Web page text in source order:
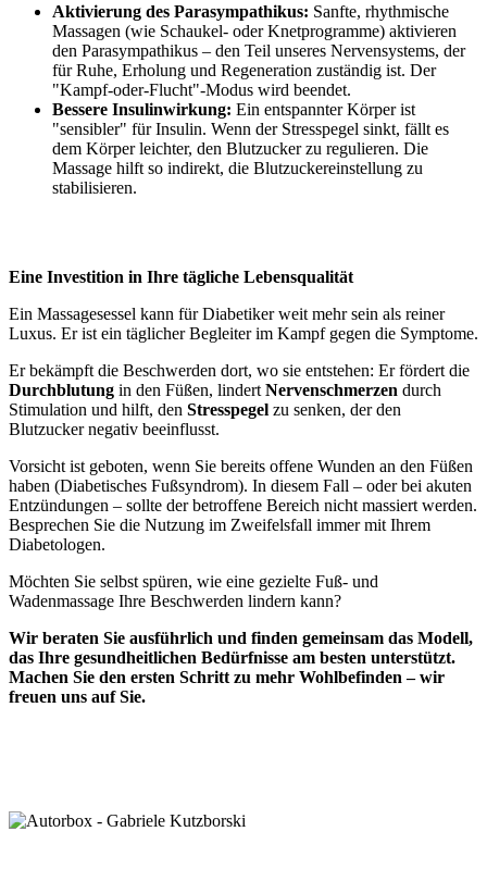
Aktivierung des Parasympathikus: Sanfte, rhythmische
Massagen (wie Schaukel- oder Knetprogramme) aktivieren
den Parasympathikus – den Teil unseres Nervensystems, der
für Ruhe, Erholung und Regeneration zuständig ist. Der
"Kampf-oder-Flucht"-Modus wird beendet.
Bessere Insulinwirkung: Ein entspannter Körper ist
"sensibler" für Insulin. Wenn der Stresspegel sinkt, fällt es
dem Körper leichter, den Blutzucker zu regulieren. Die
Massage hilft so indirekt, die Blutzuckereinstellung zu
stabilisieren.
Eine Investition in Ihre tägliche Lebensqualität
Ein Massagesessel kann für Diabetiker weit mehr sein als reiner
Luxus. Er ist ein täglicher Begleiter im Kampf gegen die Symptome.
Er bekämpft die Beschwerden dort, wo sie entstehen: Er fördert die
Durchblutung in den Füßen, lindert Nervenschmerzen durch
Stimulation und hilft, den Stresspegel zu senken, der den
Blutzucker negativ beeinflusst.
Vorsicht ist geboten, wenn Sie bereits offene Wunden an den Füßen
haben (Diabetisches Fußsyndrom). In diesem Fall – oder bei akuten
Entzündungen – sollte der betroffene Bereich nicht massiert werden.
Besprechen Sie die Nutzung im Zweifelsfall immer mit Ihrem
Diabetologen.
Möchten Sie selbst spüren, wie eine gezielte Fuß- und
Wadenmassage Ihre Beschwerden lindern kann?
Wir beraten Sie ausführlich und finden gemeinsam das Modell,
das Ihre gesundheitlichen Bedürfnisse am besten unterstützt.
Machen Sie den ersten Schritt zu mehr Wohlbefinden – wir
freuen uns auf Sie.